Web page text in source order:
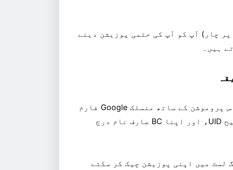
چار) آپ کو آپ کی حتمی پوزیشن دینے
ہیں۔
کھیل شروع ہونے سے کم از کم 2 گھنٹے پہلے اس پروموشن کے ساتھ منسلک Google فارم
میں اپنی کھیلوں کی شرط کی ٹکٹ آئی ڈی، صحیح UID، اور اپنا BC صارف نام درج
بعد رینکنگ لسٹ میں اپنی پوزیشن چیک کر سکتے